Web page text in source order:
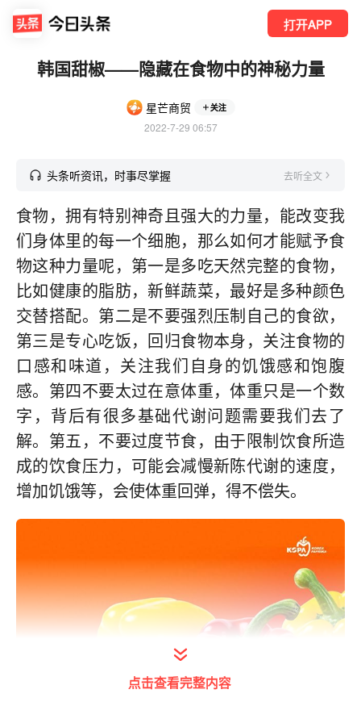
打开APP
韩国甜椒——隐藏在食物中的神秘力量
星芒商贸 关注
2022-7-29 06:57
头条听资讯，时事尽掌握 去听全文
食物，拥有特别神奇且强大的力量，能改变我
们身体里的每一个细胞，那么如何才能赋予食
物这种力量呢，第一是多吃天然完整的食物，
比如健康的脂肪，新鲜蔬菜，最好是多种颜色
交替搭配。第二是不要强烈压制自己的食欲，
第三是专心吃饭，回归食物本身，关注食物的
口感和味道，关注我们自身的饥饿感和饱腹
感。第四不要太过在意体重，体重只是一个数
字，背后有很多基础代谢问题需要我们去了
解。第五，不要过度节食，由于限制饮食所造
成的饮食压力，可能会减慢新陈代谢的速度，
增加饥饿等，会使体重回弹，得不偿失。
点击查看完整内容